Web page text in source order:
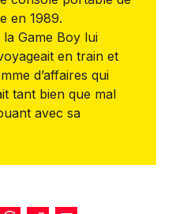
en 1989.
la Game Boy lui
en train et
d’affaires qui
tant bien que mal
avec sa